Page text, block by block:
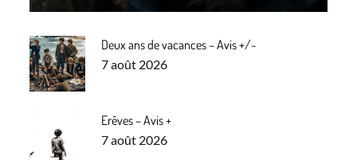
Deux ans de vacances – Avis +/-
Posted
7 août 2026
Erêves – Avis +
Posted
7 août 2026